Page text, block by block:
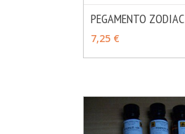
PEGAMENTO ZODIAC
7,25 €